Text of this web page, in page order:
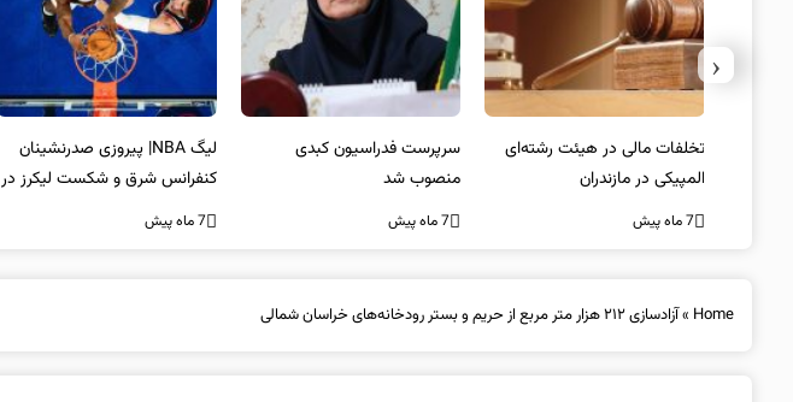
تخلفات مالی در هیئت رشته‌ای
المپیکی در مازندران
7 ماه پیش
سرپرست فدراسیون کبدی
منصوب شد
7 ماه پیش
لیگ NBA| پیروزی صدرنشینان
کنفرانس شرق و شکست لیکرز در
غیاب جیمز
7 ماه پیش
‹
Home
»آزادسازی ۲۱۲ هزار متر مربع از حریم و بستر رودخانه‌های خراسان شمالی